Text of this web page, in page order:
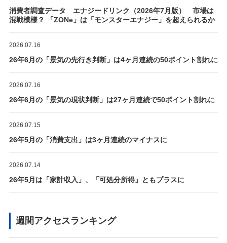
消費者調査データ エナジードリンク（2026年7月版） 市場は
混戦模様？ 「ZONe」は「モンスターエナジー」を超えられるか
2026.07.16
26年6月の「景気の先行き判断」は4ヶ月連続の50ポイント割れに
2026.07.16
26年6月の「景気の現状判断」は27ヶ月連続で50ポイント割れに
2026.07.15
26年5月の「消費支出」は3ヶ月連続のマイナスに
2026.07.14
26年5月は「家計収入」、「可処分所得」ともプラスに
週間アクセスランキング